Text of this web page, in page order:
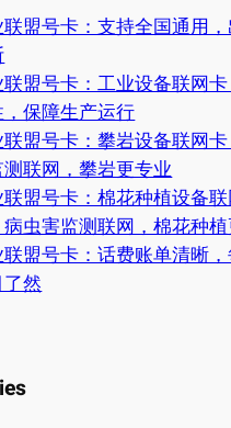
盟号卡：支持全国通用
盟号卡：工业设备联网
保障生产运行
盟号卡：攀岩设备联网
联网，攀岩更专业
盟号卡：棉花种植设备
虫害监测联网，棉花种
盟号卡：话费账单清晰
然